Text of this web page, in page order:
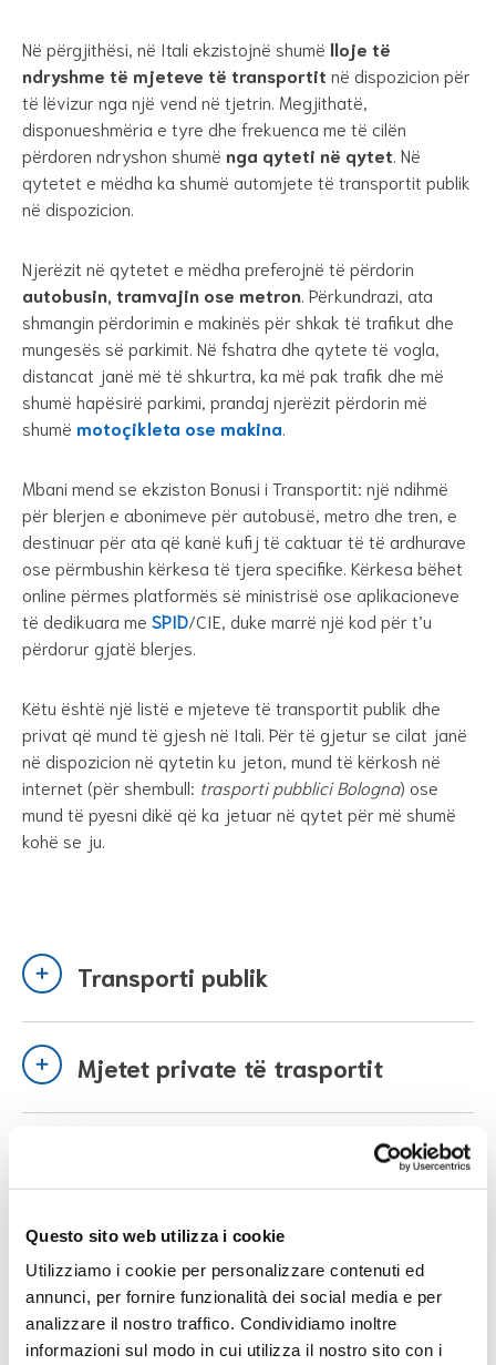
Questo sito web utilizza i cookie
Utilizziamo i cookie per personalizzare contenuti ed
annunci, per fornire funzionalità dei social media e per
analizzare il nostro traffico. Condividiamo inoltre
informazioni sul modo in cui utilizza il nostro sito con i
Në përgjithësi, në Itali ekzistojnë shumë lloje të
ndryshme të mjeteve të transportit në dispozicion për
të lëvizur nga një vend në tjetrin. Megjithatë,
disponueshmëria e tyre dhe frekuenca me të cilën
përdoren ndryshon shumë nga qyteti në qytet . Në
qytetet e mëdha ka shumë automjete të transportit publik
në dispozicion.
Njerëzit në qytetet e mëdha preferojnë të përdorin
autobusin, tramvajin ose metron . Përkundrazi, ata
shmangin përdorimin e makinës për shkak të trafikut dhe
mungesës së parkimit. Në fshatra dhe qytete të vogla,
distancat janë më të shkurtra, ka më pak trafik dhe më
shumë hapësirë parkimi, prandaj njerëzit përdorin më
shumë motoçikleta ose makina
Mbani mend se ekziston Bonusi i Transportit: një ndihmë
për blerjen e abonimeve për autobusë, metro dhe tren, e
destinuar për ata që kanë kufij të caktuar të të ardhurave
ose përmbushin kërkesa të tjera specifike. Kërkesa bëhet
online përmes platformës së ministrisë ose aplikacioneve
të dedikuara me SPID/CIE, duke marrë një kod për t’u
përdorur gjatë blerjes.
Këtu është një listë e mjeteve të transportit publik dhe
privat që mund të gjesh në Itali. Për të gjetur se cilat janë
në dispozicion në qytetin ku jeton, mund të kërkosh në
internet (për shembull: trasporti pubblici Bologna) ose
mund të pyesni dikë që ka jetuar në qytet për më shumë
kohë se ju.
Transporti publik
Mjetet private të trasportit
Bike sharing dhe Car sharing
Car pooling ose Ride sharing